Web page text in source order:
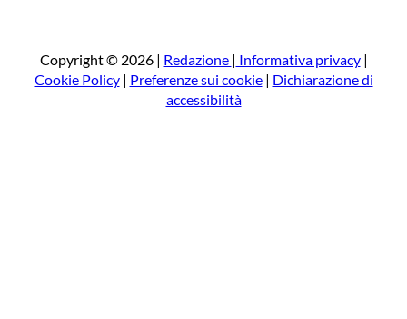
a
Copyright © 2026 | Redazione | Informativa privacy|
Cookie Policy| Preferenze sui cookie| Dichiarazione di
accessibilità